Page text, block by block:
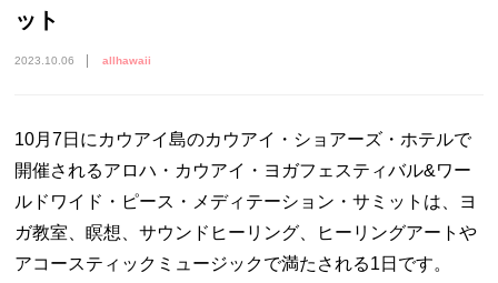
ット
2023.10.06 allhawaii
10月7日にカウアイ島のカウアイ・ショアーズ・ホテルで
開催されるアロハ・カウアイ・ヨガフェスティバル&ワー
ルドワイド・ピース・メディテーション・サミットは、ヨ
ガ教室、瞑想、サウンドヒーリング、ヒーリングアートや
アコースティックミュージックで満たされる1日です。